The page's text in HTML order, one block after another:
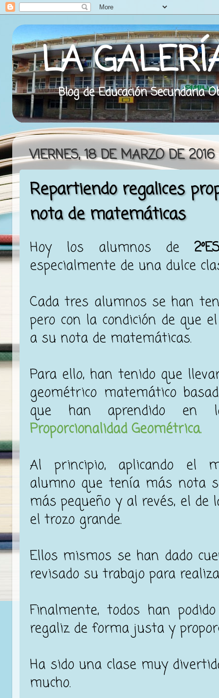
LA
Blog de Educación Secundaria
VIERNES, 18 DE MARZO DE 2016
Repartiendo regalices
nota de matemáticas
Hoy los alumnos de
especialmente de una dulce
Cada tres alumnos se han
pero con la condición de que
a su nota de matemáticas.
Para ello, han tenido que
geométrico matemático
que han aprendido en
Proporcionalidad Geométrica.
Al principio, aplicando el
alumno que tenía más nota
más pequeño y al revés, el
el trozo grande.
Ellos mismos se han dado
revisado su trabajo para
Finalmente, todos han
regaliz de forma justa y
Ha sido una clase muy
mucho.